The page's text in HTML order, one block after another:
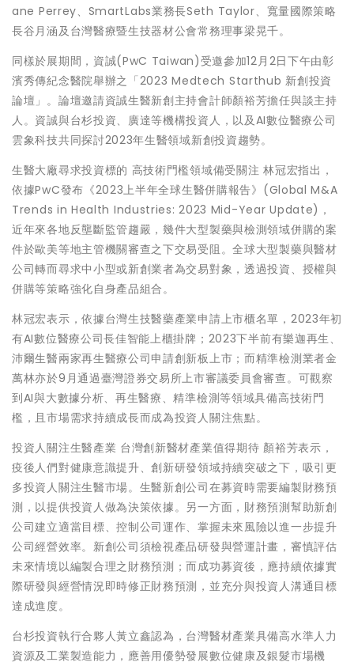
ane Perrey、SmartLabs業務長Seth Taylor、寬量國際策略
長谷月涵及台灣醫療暨生技器材公會常務理事梁晃千。
同樣於展期間，資誠(PwC Taiwan)受邀參加12月2日下午由彰
濱秀傳紀念醫院舉辦之「2023 Medtech Starthub 新創投資
論壇」。論壇邀請資誠生醫新創主持會計師顏裕芳擔任與談主持
人。資誠與台杉投資、廣達等機構投資人，以及AI數位醫療公司
雲象科技共同探討2023年生醫領域新創投資趨勢。
生醫大廠尋求投資標的 高技術門檻領域備受關注 林冠宏指出，
依據PwC發布《2023上半年全球生醫併購報告》(Global M&A
Trends in Health Industries: 2023 Mid-Year Update)，
近年來各地反壟斷監管趨嚴，幾件大型製藥與檢測領域併購的案
件於歐美等地主管機關審查之下交易受阻。全球大型製藥與醫材
公司轉而尋求中小型或新創業者為交易對象，透過投資、授權與
併購等策略強化自身產品組合。
林冠宏表示，依據台灣生技醫藥產業申請上市櫃名單，2023年初
有AI數位醫療公司長佳智能上櫃掛牌；2023下半前有樂迦再生、
沛爾生醫兩家再生醫療公司申請創新板上市；而精準檢測業者金
萬林亦於9月通過臺灣證券交易所上市審議委員會審查。可觀察
到AI與大數據分析、再生醫療、精準檢測等領域具備高技術門
檻，且市場需求持續成長而成為投資人關注焦點。
投資人關注生醫產業 台灣創新醫材產業值得期待 顏裕芳表示，
疫後人們對健康意識提升、創新研發領域持續突破之下，吸引更
多投資人關注生醫市場。生醫新創公司在募資時需要編製財務預
測，以提供投資人做為決策依據。另一方面，財務預測幫助新創
公司建立適當目標、控制公司運作、掌握未來風險以進一步提升
公司經營效率。新創公司須檢視產品研發與營運計畫，審慎評估
未來情境以編製合理之財務預測；而成功募資後，應持續依據實
際研發與經營情況即時修正財務預測，並充分與投資人溝通目標
達成進度。
台杉投資執行合夥人黃立鑫認為，台灣醫材產業具備高水準人力
資源及工業製造能力，應善用優勢發展數位健康及銀髮市場機